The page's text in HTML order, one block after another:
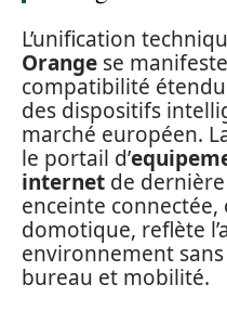
L’unification
Orange se
compatibilité
des dispositifs
marché européen.
le portail d’
internet de
enceinte
domotique, reflète
environnement
bureau et mobilité.